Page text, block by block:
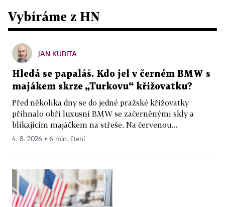
Vybíráme z HN
JAN KUBITA
Hledá se papaláš. Kdo jel v černém BMW s
majákem skrze „Turkovu“ křižovatku?
Před několika dny se do jedné pražské křižovatky
přihnalo obří luxusní BMW se začerněnými skly a
blikajícím majáčkem na střeše. Na červenou...
4. 8. 2026 ▪ 6 min. čtení